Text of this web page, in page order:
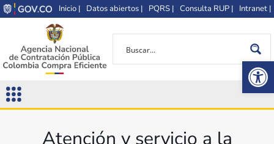
Inicio | Datos abiertos | PQRS | Consulta RUP | Intranet |
Atención y servicio a la